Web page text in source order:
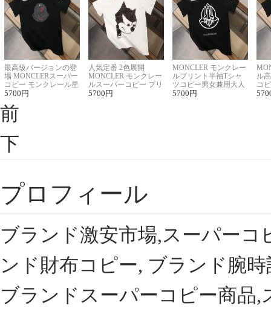
最高級バージョンの登
場 MONCLERスーパー
コピー モンクレール星
座半袖Tシャツ
5700 円
人気定番 2色展開
MONCLER モンクレー
ルスーパーコピー プリ
ント半袖Tシャツ
5700 円
MONCLER モンクレー
ルプリント半袖Tシャ
ツコピー男女兼用大人
可愛い春夏コーデ
5700 円
ル
コ
ィ
前
下
プロフィール
ブランド激安市場,スーパー
ンド財布コピー, ブランド腕
ブランドスーパーコピー商品